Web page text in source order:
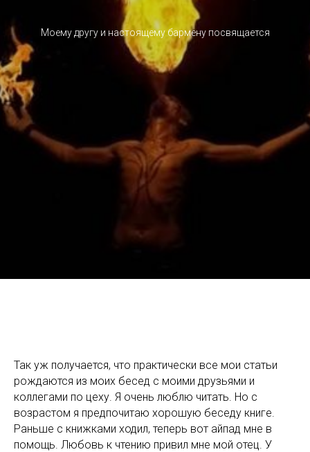
Моему другу и настоящему бармену посвящается
Так уж получается, что практически все мои статьи
рождаются из моих бесед с моими друзьями и
коллегами по цеху. Я очень люблю читать. Но с
возрастом я предпочитаю хорошую беседу книге.
Раньше с книжками ходил, теперь вот айпад мне в
помощь. Любовь к чтению привил мне мой отец. У